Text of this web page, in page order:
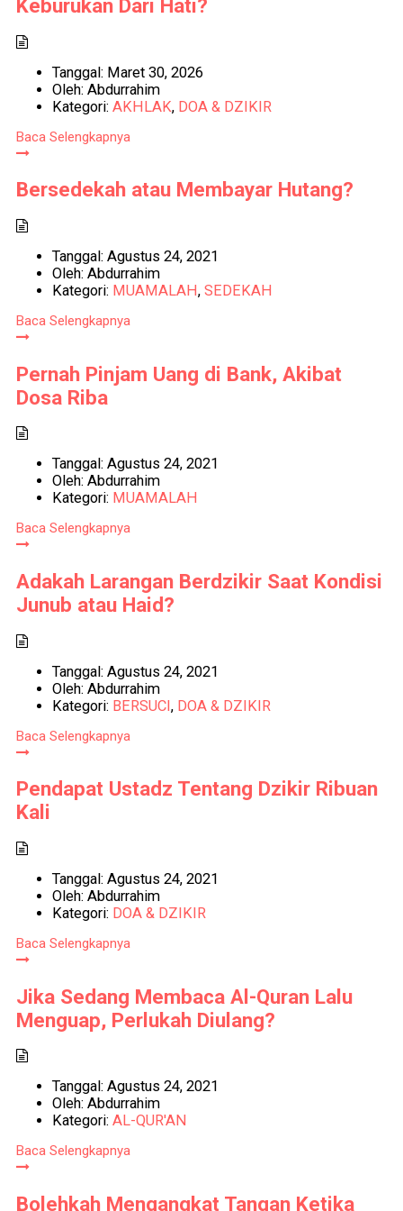
Keburukan Dari Hati?
Tanggal: Maret 30, 2026
Oleh: Abdurrahim
Kategori: AKHLAK, DOA & DZIKIR
Baca Selengkapnya
Bersedekah atau Membayar Hutang?
Tanggal: Agustus 24, 2021
Oleh: Abdurrahim
Kategori: MUAMALAH, SEDEKAH
Baca Selengkapnya
Pernah Pinjam Uang di Bank, Akibat
Dosa Riba
Tanggal: Agustus 24, 2021
Oleh: Abdurrahim
Kategori: MUAMALAH
Baca Selengkapnya
Adakah Larangan Berdzikir Saat Kondisi
Junub atau Haid?
Tanggal: Agustus 24, 2021
Oleh: Abdurrahim
Kategori: BERSUCI, DOA & DZIKIR
Baca Selengkapnya
Pendapat Ustadz Tentang Dzikir Ribuan
Kali
Tanggal: Agustus 24, 2021
Oleh: Abdurrahim
Kategori: DOA & DZIKIR
Baca Selengkapnya
Jika Sedang Membaca Al-Quran Lalu
Menguap, Perlukah Diulang?
Tanggal: Agustus 24, 2021
Oleh: Abdurrahim
Kategori: AL-QUR'AN
Baca Selengkapnya
Bolehkah Mengangkat Tangan Ketika